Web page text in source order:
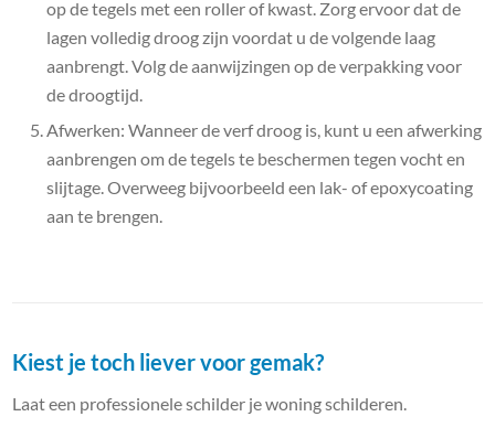
op de tegels met een roller of kwast. Zorg ervoor dat de
lagen volledig droog zijn voordat u de volgende laag
aanbrengt. Volg de aanwijzingen op de verpakking voor
de droogtijd.
Afwerken: Wanneer de verf droog is, kunt u een afwerking
aanbrengen om de tegels te beschermen tegen vocht en
slijtage. Overweeg bijvoorbeeld een lak- of epoxycoating
aan te brengen.
Kiest je toch liever voor gemak?
Laat een professionele schilder je woning schilderen.